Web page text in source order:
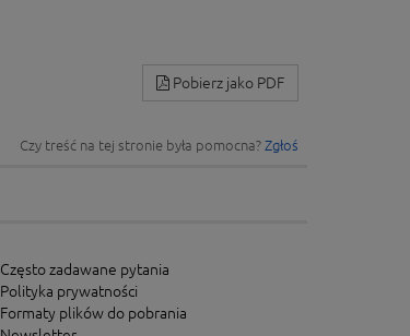
Pobierz jako PDF
Czy treść na tej stronie była pomocna? Zgłoś
Często zadawane pytania
Polityka prywatności
Formaty plików do pobrania